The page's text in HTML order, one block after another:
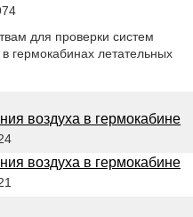
для проверки систем
гермокабинах летательных
воздуха в гермокабине
воздуха в гермокабине